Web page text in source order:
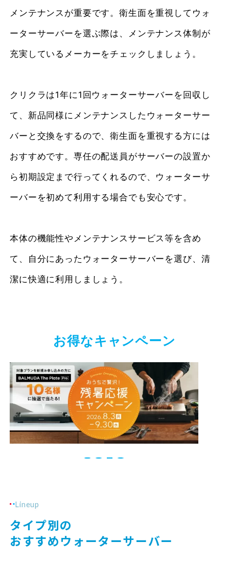
メンテナンスが重要です。衛生面を重視してウォ
ーターサーバーを選ぶ際は、メンテナンス体制が
充実しているメーカーをチェックしましょう。
クリクラは1年に1回ウォーターサーバーを回収し
て、新品同様にメンテナンスしたウォーターサー
バーと交換をするので、衛生面を重視する方には
おすすめです。専任の配送員がサーバーの設置か
ら初期設定まで行ってくれるので、ウォーターサ
ーバーを初めて利用する場合でも安心です。
本体の機能性やメンテナンスサービス等を含め
て、自分にあったウォーターサーバーを選び、清
潔に快適に利用しましょう。
お得なキャンペーン
Lineup
タイプ別の
おすすめウォーターサーバー